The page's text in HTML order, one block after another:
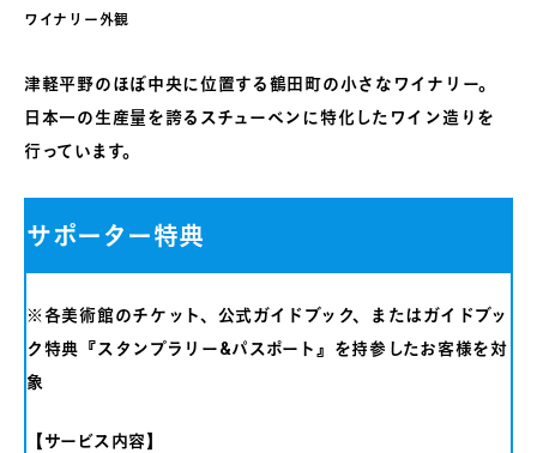
ワイナリー外観
津軽平野のほぼ中央に位置する鶴田町の小さなワイナリー。
日本一の生産量を誇るスチューベンに特化したワイン造りを
行っています。
サポーター特典
※各美術館のチケット、公式ガイドブック、またはガイドブッ
ク特典『スタンプラリー&パスポート』を持参したお客様を対
象
【サービス内容】